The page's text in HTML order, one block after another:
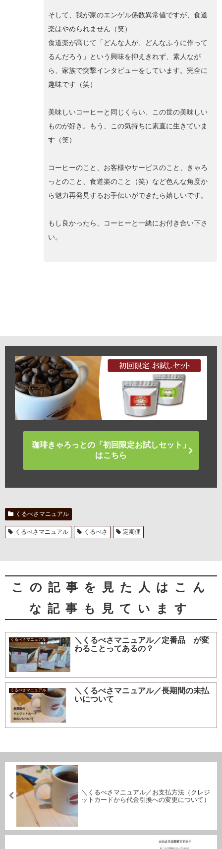
そして、我が家のエンゲル係数異常値ですが、食道
楽はやめられません（笑）
食道楽が高じて「どんな人が、どんなふうに作って
るんだろう」という興味を抑えきれず、素人なが
ら、家族で突撃インタビューをしています。完全に
趣味です（笑）
美味しいコーヒーと同じくらい、この世の美味しい
ものが好き。もう、この気持ちに素直に生きていま
す（笑）
コーヒーのこと、お客様やサービスのこと、きゃろ
っとのこと、食道楽のこと（笑）など色んな角度か
ら魅力再発見するお手伝いができたら嬉しいです。
もし良かったら、コーヒーと一緒にお付き合い下さ
い。
珈琲きゃろっとの「初回限定お試しセット」
はこちら
くるべさマニュアル
くるべさマニュアル くるべさ 定期便
この記事を見た人はこん
な記事も見ています
くるべさマニュアル
＼くるべさマニュアル／定番品 が変
わることってあるの？
くるべさマニュアル
＼くるべさマニュアル／長期間の未払
いについて
＼くるべさマニュアル／お支払方法（クレジ
ットカードから代金引換への変更について）